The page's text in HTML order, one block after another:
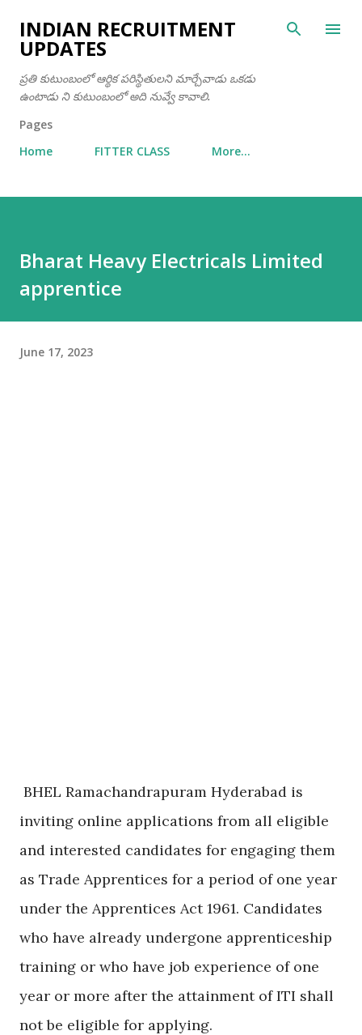
Skip to main content
INDIAN RECRUITMENT
UPDATES
ప్రతి కుటుంబంలో ఆర్థిక పరిస్థితులని మార్చేవాడు ఒకడు
ఉంటాడు ని కుటుంబంలో అది నువ్వే కావాలి.
Pages
Home
FITTER CLASS More…
Bharat Heavy Electricals Limited
apprentice
June 17, 2023
BHEL Ramachandrapuram Hyderabad is
inviting online applications from all eligible
and interested candidates for engaging them
as Trade Apprentices for a period of one year
under the Apprentices Act 1961. Candidates
who have already undergone apprenticeship
training or who have job experience of one
year or more after the attainment of ITI shall
not be eligible for applying.